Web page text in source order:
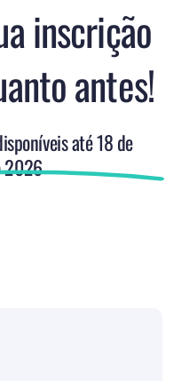
inscrição
antes!
até 18 de
2026